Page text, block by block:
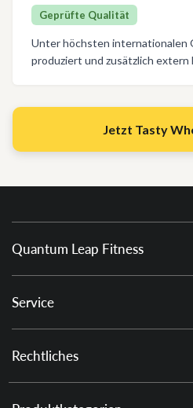
Geprüfte Qualität
Unter höchsten internationalen
produziert und zusätzlich
Jetzt Tasty
Quantum Leap Fitness
Service
Rechtliches